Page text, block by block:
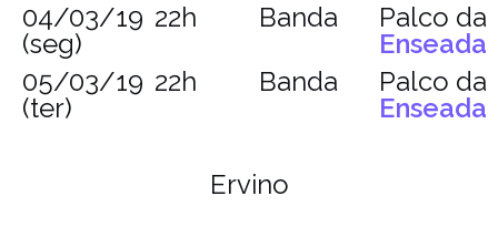
04/03/19
(seg)
22h Banda
Palco da
Enseada
05/03/19
(ter)
22h Banda
Palco da
Enseada
Ervino